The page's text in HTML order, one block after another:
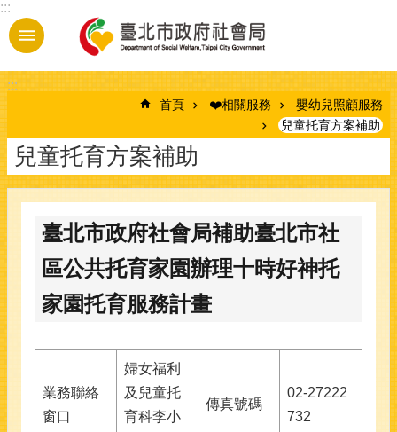
跳到主要內容區塊
:::
:::
首頁 ❤️相關服務
嬰幼兒照顧服務
兒童托育方案補助
兒童托育方案補助
臺北市政府社會局補助臺北市社
區公共托育家園辦理十時好神托
家園托育服務計畫
業務聯絡
窗口
婦女福利
及兒童托
育科李小
傳真號碼
02-27222
732